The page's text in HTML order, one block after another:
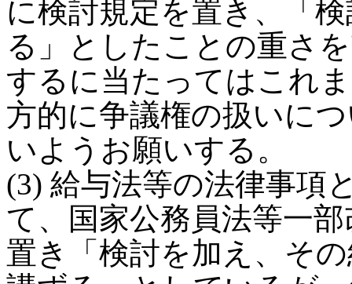
に検討規定を置き、「
る」としたことの重さ
するに当たってはこれ
方的に争議権の扱いに
いようお願いする。
(3) 給与法等の法律事項
て、国家公務員法等一
置き「検討を加え、そ